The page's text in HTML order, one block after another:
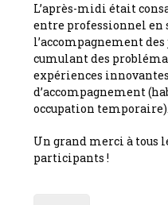
L’après-midi était
entre professionnel en
l’accompagnement
cumulant des
expériences
d’accompagnement
occupation temporaire).
Un grand merci à tous
participants !